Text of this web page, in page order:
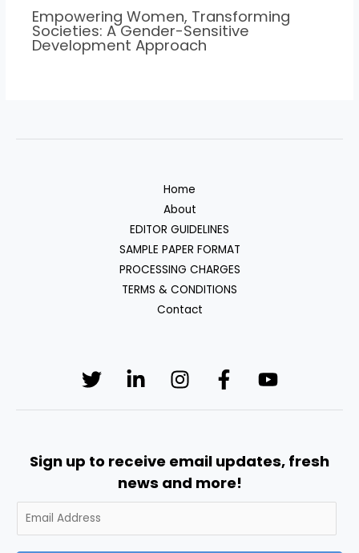
Empowering Women, Transforming
Societies: A Gender-Sensitive
Development Approach
Home
About
EDITOR GUIDELINES
SAMPLE PAPER FORMAT
PROCESSING CHARGES
TERMS & CONDITIONS
Contact
Sign up to receive email updates, fresh
news and more!